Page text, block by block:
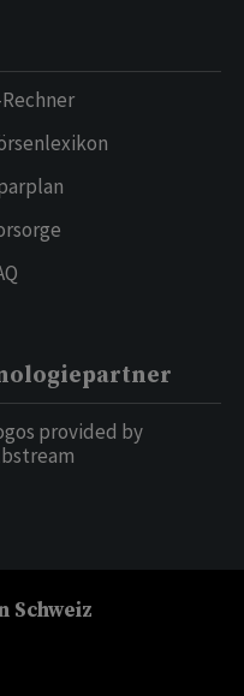
provided by
Schweiz